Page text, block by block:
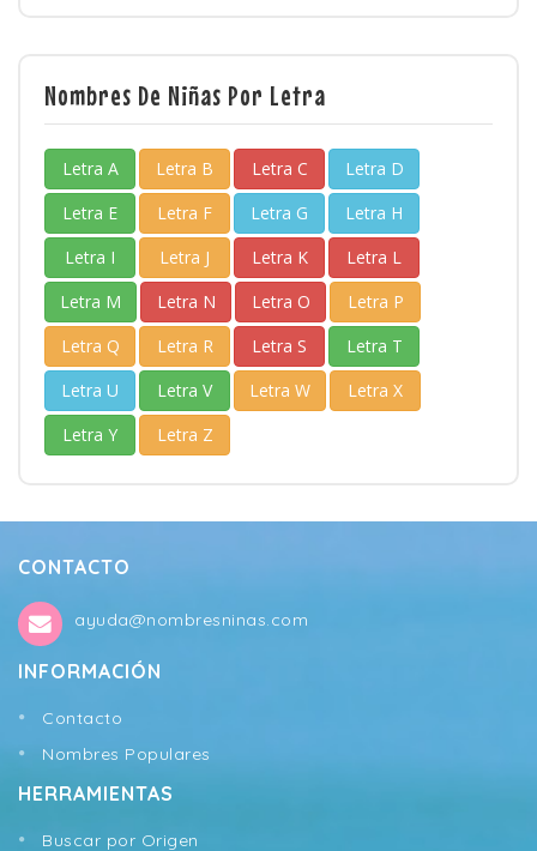
Nombres De Niñas Por Letra
Letra A Letra B Letra C
Letra D
Letra E
Letra F Letra G
Letra H
Letra I
Letra J Letra K
Letra L
Letra M
Letra N Letra O
Letra P
Letra Q
Letra R Letra S
Letra T
Letra U
Letra V Letra W
Letra X
Letra Y
Letra Z
CONTACTO
ayuda@nombresninas.com
INFORMACIÓN
Contacto
Nombres Populares
HERRAMIENTAS
Buscar por Origen